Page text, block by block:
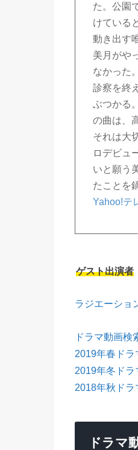
た。公園
けている
動き出す
美月がや
なかった
診察を終
ぶつかる
の曲は、
それは大
ロデビュ
いと願う
たことを
Yahoo!テ
ゲスト出演者
ラジエーショ
ドラマ動画検
2019年春ド
2019年冬ドラ
2018年秋ドラ
ドラマ